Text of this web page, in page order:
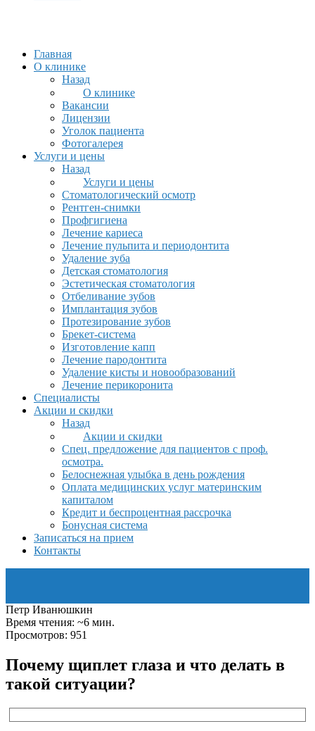
Главная
О клинике
Назад
О клинике
Вакансии
Лицензии
Уголок пациента
Фотогалерея
Услуги и цены
Назад
Услуги и цены
Стоматологический осмотр
Рентген-снимки
Профгигиена
Лечение кариеса
Лечение пульпита и периодонтита
Удаление зуба
Детская стоматология
Эстетическая стоматология
Отбеливание зубов
Имплантация зубов
Протезирование зубов
Брекет-система
Изготовление капп
Лечение пародонтита
Удаление кисты и новообразований
Лечение перикоронита
Специалисты
Акции и скидки
Назад
Акции и скидки
Спец. предложение для пациентов с проф.
осмотра.
Белоснежная улыбка в день рождения
Оплата медицинских услуг материнским
капиталом
Кредит и беспроцентная рассрочка
Бонусная система
Записаться на прием
Контакты
Петр Иванюшкин
Время чтения: ~6 мин.
Просмотров: 951
Почему щиплет глаза и что делать в
такой ситуации?